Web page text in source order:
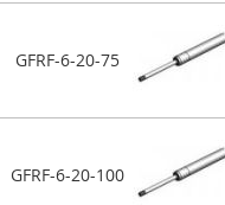
GFRF-6-20-75
GFRF-6-20-100